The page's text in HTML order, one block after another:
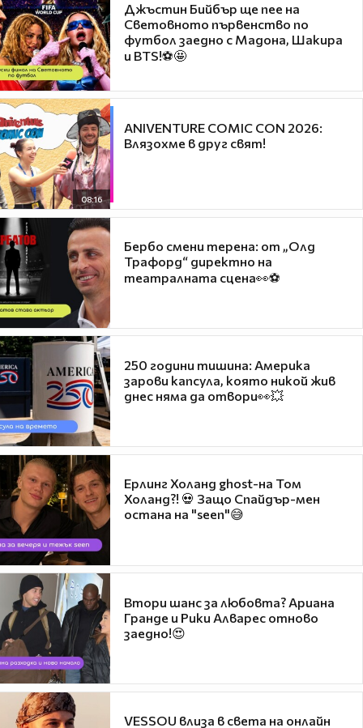
Джъстин Бийбър ще пее на
Световното първенство по
футбол заедно с Мадона, Шакира
и BTS!⚽🤩
08:16
ANIVENTURE COMIC CON 2026:
Влязохме в друг свят!
Бербо смени терена: от „Олд
Трафорд“ директно на
театралната сцена👀⚽
250 години тишина: Америка
зарови капсула, която никой жив
днес няма да отвори👀💥
Ерлинг Холанд ghost-на Том
Холанд?! 💀 Защо Спайдър-мен
остана на "seen"😅
Втори шанс за любовта? Ариана
Гранде и Рики Алварес отново
заедно!😍
VESSOU влиза в света на онлайн